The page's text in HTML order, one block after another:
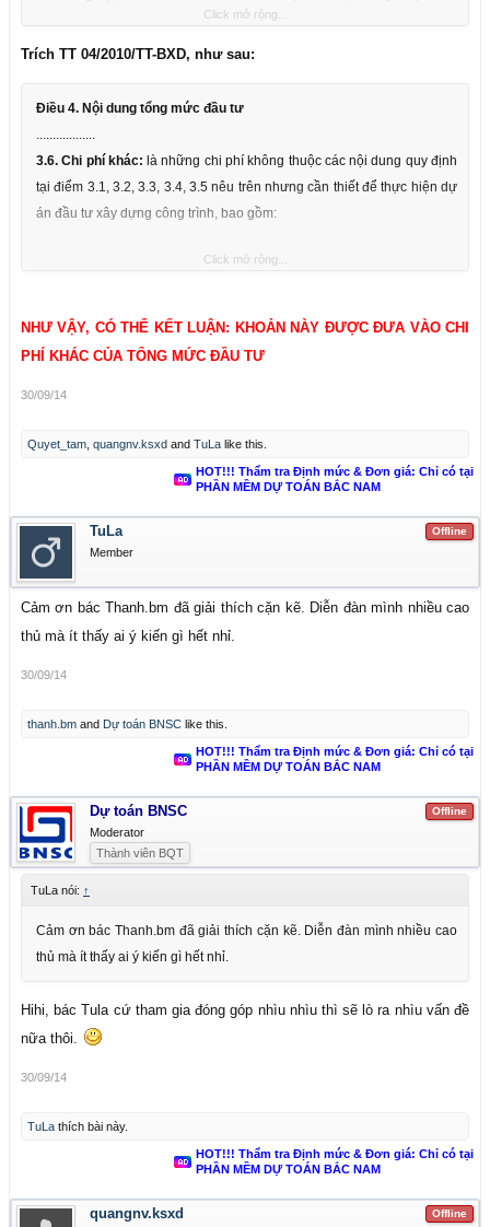
+ Trường hợp cơ quan nhà nước thẩm tra nhưng ko đủ năng lực nên
Click mở rộng...
Trích TT 04/2010/TT-BXD, như sau:
Điều 4. Nội dung tổng mức đầu tư
..................
3.6. Chi phí khác: là những chi phí không thuộc các nội dung quy định
tại điểm 3.1, 3.2, 3.3, 3.4, 3.5 nêu trên nhưng cần thiết để thực hiện dự
án đầu tư xây dựng công trình, bao gồm:
- Chi phí rà phá bom mìn, vật nổ;
- Chi phí di chuyển thiết bị thi công và lực lượng lao động đến công
trường;
trình;
- Chi phí hoàn trả hạ tầng kỹ thuật bị ảnh hưởng khi thi công công trình;
- Chi phí kiểm toán, thẩm tra, phê duyệt quyết toán vốn đầu tư;
động ban đầu đối với các dự án đầu tư xây dựng nhằm mục đích kinh
doanh, lãi vay trong thời gian xây dựng; chi phí cho quá trình chạy thử
không tải và có tải theo quy trình công nghệ trước khi bàn giao trừ giá
trị sản phẩm thu hồi được;
- Các khoản phí và lệ phí theo quy định;
Click mở rộng...
NHƯ VẬY, CÓ THỂ KẾT LUẬN: KHOẢN NÀY ĐƯỢC ĐƯA VÀO CHI
PHÍ KHÁC CỦA TỔNG MỨC ĐẦU TƯ
30/09/14
Quyet_tam quangnv.ksxd and TuLa like this.
HOT!!! Thẩm tra Định mức & Đơn giá: Chỉ có tại
PHẦN MỀM DỰ TOÁN BẮC NAM
Offline
TuLa
Member
Cảm ơn bác Thanh.bm đã giải thích cặn kẽ. Diễn đàn mình nhiều cao
thủ mà ít thấy ai ý kiến gì hết nhỉ.
30/09/14
thanh.bm and Dự toán BNSC like this.
HOT!!! Thẩm tra Định mức & Đơn giá: Chỉ có tại
PHẦN MỀM DỰ TOÁN BẮC NAM
Offline
Dự toán BNSC
Moderator
Thành viên BQT
TuLa nói: ↑
Cảm ơn bác Thanh.bm đã giải thích cặn kẽ. Diễn đàn mình nhiều cao
thủ mà ít thấy ai ý kiến gì hết nhỉ.
Hihi, bác Tula cứ tham gia đóng góp nhìu nhìu thì sẽ lò ra nhìu vấn đề
nữa thôi.
30/09/14
TuLa thích bài này.
HOT!!! Thẩm tra Định mức & Đơn giá: Chỉ có tại
PHẦN MỀM DỰ TOÁN BẮC NAM
Offline
quangnv.ksxd